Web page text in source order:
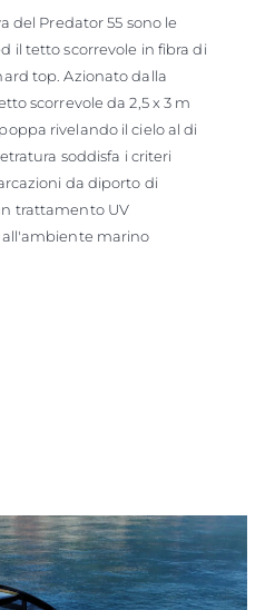
del Predator 55 sono le
il tetto scorrevole in fibra di
top. Azionato dalla
scorrevole da 2,5 x 3 m
rivelando il cielo al di
soddisfa i criteri
da diporto di
trattamento UV
marino